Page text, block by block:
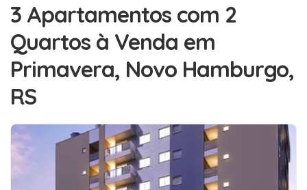
3 Apartamentos com 2
Quartos à Venda em
Primavera, Novo Hamburgo,
RS